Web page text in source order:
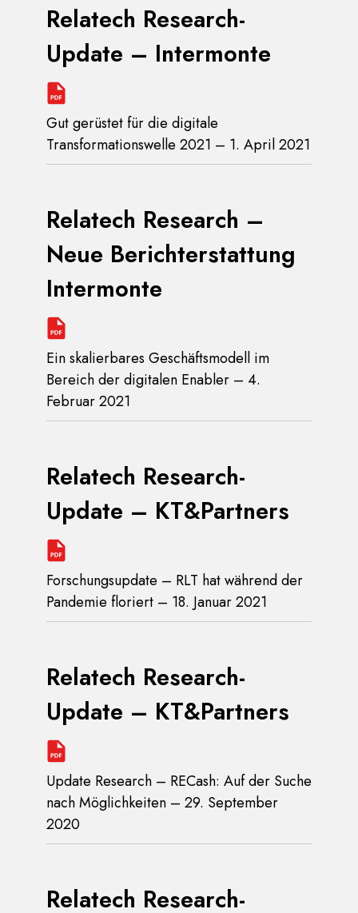
Relatech Research-
Update – Intermonte
Gut gerüstet für die digitale
Transformationswelle 2021 – 1. April 2021
Relatech Research –
Neue Berichterstattung
Intermonte
Ein skalierbares Geschäftsmodell im
Bereich der digitalen Enabler – 4.
Februar 2021
Relatech Research-
Update – KT&Partners
Forschungsupdate – RLT hat während der
Pandemie floriert – 18. Januar 2021
Relatech Research-
Update – KT&Partners
Update Research – RECash: Auf der Suche
nach Möglichkeiten – 29. September
2020
Relatech Research-